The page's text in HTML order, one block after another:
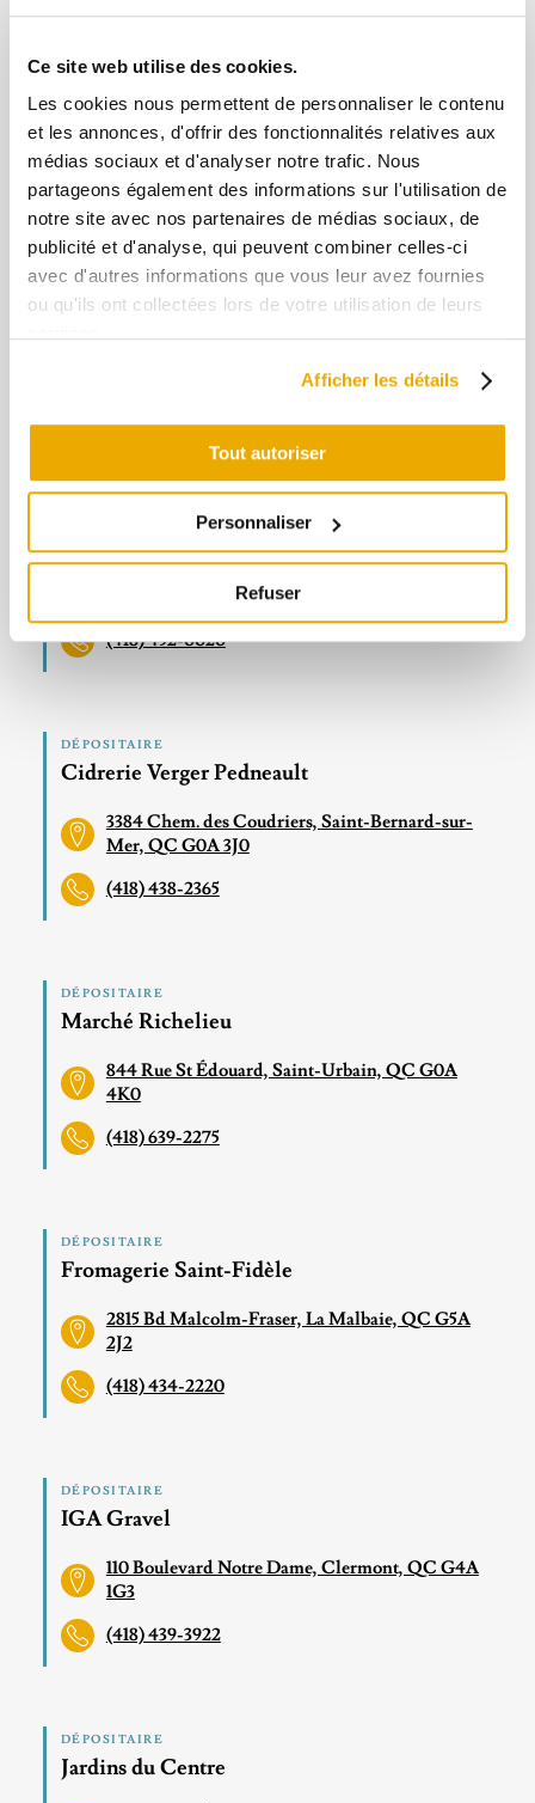
Ce site web utilise des cookies.
Les cookies nous permettent de personnaliser le contenu
et les annonces, d'offrir des fonctionnalités relatives aux
médias sociaux et d'analyser notre trafic. Nous
partageons également des informations sur l'utilisation de
notre site avec nos partenaires de médias sociaux, de
publicité et d'analyse, qui peuvent combiner celles-ci
avec d'autres informations que vous leur avez fournies
ou qu'ils ont collectées lors de votre utilisation de leurs
Afficher les détails
Tout autoriser
Personnaliser
Refuser
Al Dente
30 Rue Leclerc, Baie-Saint-Paul, QC G3Z 2K5
(418) 435-6695
DÉPOSITAIRE
Champignons Charlevoix
Chez Léon et Lily
180 Chem. des Bains, Saint-Irénée, QC G0T 1V0
(418) 452-0020
DÉPOSITAIRE
Cidrerie Verger Pedneault
3384 Chem. des Coudriers, Saint-Bernard-sur-
Mer, QC G0A 3J0
(418) 438-2365
DÉPOSITAIRE
Marché Richelieu
844 Rue St Édouard, Saint-Urbain, QC G0A
4K0
(418) 639-2275
DÉPOSITAIRE
Fromagerie Saint-Fidèle
2815 Bd Malcolm-Fraser, La Malbaie, QC G5A
2J2
(418) 434-2220
DÉPOSITAIRE
IGA Gravel
110 Boulevard Notre Dame, Clermont, QC G4A
1G3
(418) 439-3922
DÉPOSITAIRE
Jardins du Centre